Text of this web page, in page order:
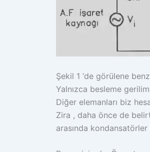
Şekil 1 ‘de görülene
Yalnızca besleme
Diğer elemanları biz
Zira , daha önce de
arasında